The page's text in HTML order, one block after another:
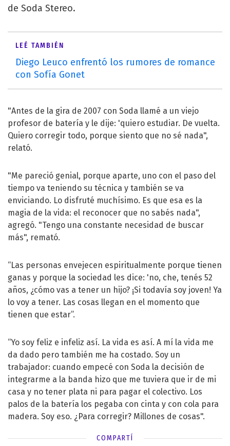
de Soda Stereo.
LEÉ TAMBIÉN
Diego Leuco enfrentó los rumores de romance
con Sofía Gonet
"Antes de la gira de 2007 con Soda llamé a un viejo
profesor de batería y le dije: 'quiero estudiar. De vuelta.
Quiero corregir todo, porque siento que no sé nada",
relató.
"Me pareció genial, porque aparte, uno con el paso del
tiempo va teniendo su técnica y también se va
enviciando. Lo disfruté muchísimo. Es que esa es la
magia de la vida: el reconocer que no sabés nada",
agregó. "Tengo una constante necesidad de buscar
más", remató.
“Las personas envejecen espiritualmente porque tienen
ganas y porque la sociedad les dice: 'no, che, tenés 52
años, ¿cómo vas a tener un hijo? ¡Si todavía soy joven! Ya
lo voy a tener. Las cosas llegan en el momento que
tienen que estar”.
“Yo soy feliz e infeliz así. La vida es así. A mí la vida me
da dado pero también me ha costado. Soy un
trabajador: cuando empecé con Soda la decisión de
integrarme a la banda hizo que me tuviera que ir de mi
casa y no tener plata ni para pagar el colectivo. Los
palos de la batería los pegaba con cinta y con cola para
madera. Soy eso. ¿Para corregir? Millones de cosas".
COMPARTÍ